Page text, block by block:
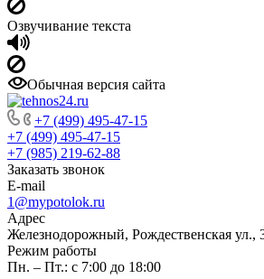
Озвучивание текста
Обычная версия сайта
+7 (499) 495-47-15
+7 (499) 495-47-15
+7 (985) 219-62-88
Заказать звонок
E-mail
1@mypotolok.ru
Адрес
Железнодорожный, Рождественская
Режим работы
Пн. – Пт.: с 7:00 до 18:00